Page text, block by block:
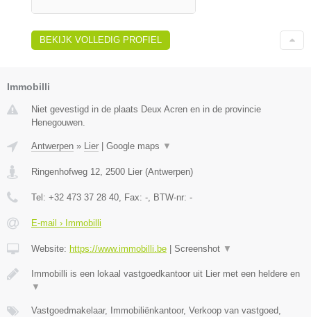
BEKIJK VOLLEDIG PROFIEL
Immobilli
Niet gevestigd in de plaats Deux Acren en in de provincie
Henegouwen.
Antwerpen » Lier Google maps ▼
Ringenhofweg 12, 2500 Lier (Antwerpen)
Tel: +32 473 37 28 40, Fax: -, BTW-nr: -
E-mail › Immobilli
Website: https://www.immobilli.be Screenshot ▼
Immobilli is een lokaal vastgoedkantoor uit Lier met een heldere en
▼
Vastgoedmakelaar, Immobiliënkantoor, Verkoop van vastgoed,